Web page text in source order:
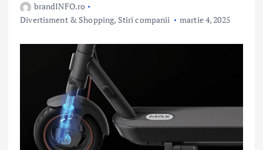
brandINFO.ro
Divertisment & Shopping, Stiri companii martie 4, 2025